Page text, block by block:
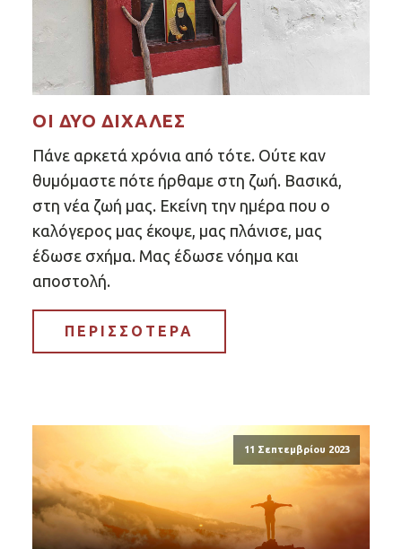
ΟΙ ΔΎΟ ΔΙΧΆΛΕΣ
Πάνε αρκετά χρόνια από τότε. Ούτε καν
θυμόμαστε πότε ήρθαμε στη ζωή. Βασικά,
στη νέα ζωή μας. Εκείνη την ημέρα που ο
καλόγερος μας έκοψε, μας πλάνισε, μας
έδωσε σχήμα. Μας έδωσε νόημα και
αποστολή.
ΠΕΡΙΣΣΟΤΕΡΑ
11 Σεπτεμβρίου 2023